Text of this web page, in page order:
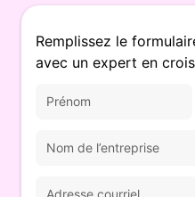
Remplissez le
avec un expert en